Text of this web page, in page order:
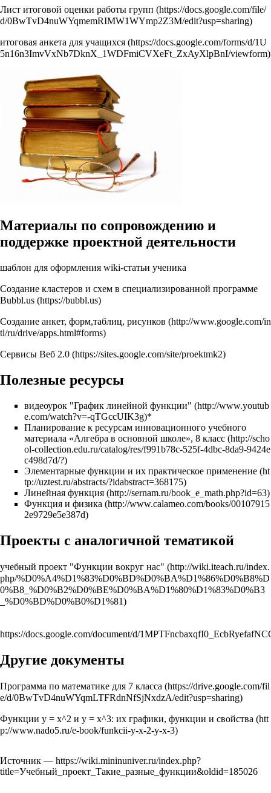
Лист итоговой оценки работы групп
итоговая анкета для учащихся
Материалы по сопровождению и
поддержке проектной деятельности
шаблон для оформления wiki-статьи ученика
Создание кластеров и схем в специализированной программе
Bubbl.us
Создание анкет, форм,таблиц, рисунков
Сервисы Веб 2.0
Полезные ресурсы
видеоурок "График линейной функции"
*
Планирование к ресурсам инновационного учебного
материала «Алгебра в основной школе», 8 класс
Элементарные функции и их практическое применение
Линейная функция
Функция и физика
Проекты с аналогичной тематикой
учебный проект "Функции вокруг нас"
https://docs.google.com/document/d/
Другие документы
Программа по математике для 7 класса
Функции y = x^2 и y = х^3: их графики, функции и свойства
Источник — https://wiki.mininuniver.ru/index.php?
title=Учебный_проект_Такие_разные_функции&oldid=185026